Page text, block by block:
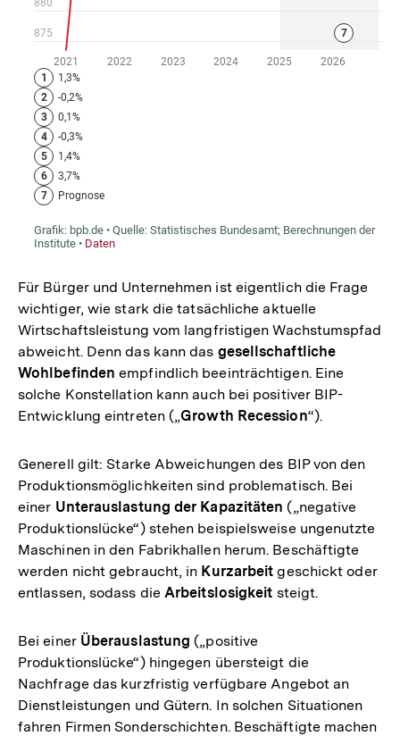
Für Bürger und Unternehmen ist eigentlich die Frage
wichtiger, wie stark die tatsächliche aktuelle
Wirtschaftsleistung vom langfristigen Wachstumspfad
abweicht. Denn das kann das gesellschaftliche
Wohlbefinden empfindlich beeinträchtigen. Eine
solche Konstellation kann auch bei positiver BIP-
Entwicklung eintreten („Growth Recession“).
Generell gilt: Starke Abweichungen des BIP von den
Produktionsmöglichkeiten sind problematisch. Bei
einer Unterauslastung der Kapazitäten („negative
Produktionslücke“) stehen beispielsweise ungenutzte
Maschinen in den Fabrikhallen herum. Beschäftigte
werden nicht gebraucht, in Kurzarbeit geschickt oder
entlassen, sodass die Arbeitslosigkeit steigt.
Bei einer Überauslastung („positive
Produktionslücke“) hingegen übersteigt die
Nachfrage das kurzfristig verfügbare Angebot an
Dienstleistungen und Gütern. In solchen Situationen
fahren Firmen Sonderschichten. Beschäftigte machen